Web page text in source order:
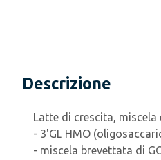
Descrizione
Latte di crescita, miscela
- 3'GL HMO
- miscela brevettata di